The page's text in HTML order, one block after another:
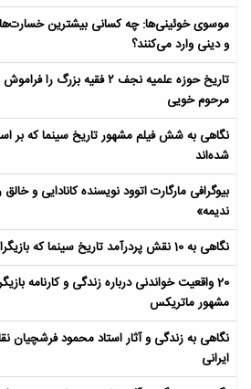
موسوی خوئینی‌ها: چه کسانی بیشترین
و دینی وارد می‌کنند؟
تاریخ حوزه علمیه نجف ۲ فقیه
مرحوم خویی
نگاهی به شش فیلم مشهور تاریخ سینما که بر
شده‌اند
بیوگرافی مارگارت اتوود نویسنده کانادایی و
ندیمه»
نگاهی به 10 نقش پردرآمد تاریخ سینما که بازیگرانش را میلیونر کرد
20 واقعیت خواندنی درباره زندگی و کارنامه
مشهور ماتریکس
نگاهی به زندگی و آثار استاد محمود فرشچیان
ایرانی